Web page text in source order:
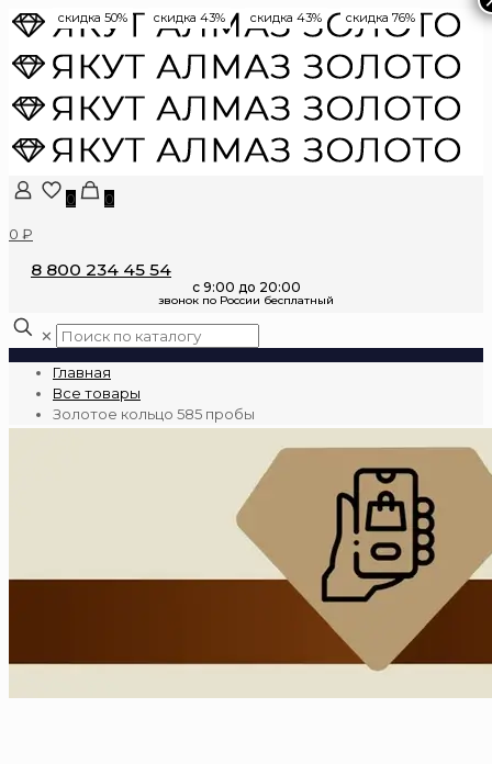
0
0
0 ₽
8 800 234 45 54
✕
Главная
Все товары
Золотое кольцо 585 пробы
скидка 50% скидка 43% скидка 43% скидка 76%